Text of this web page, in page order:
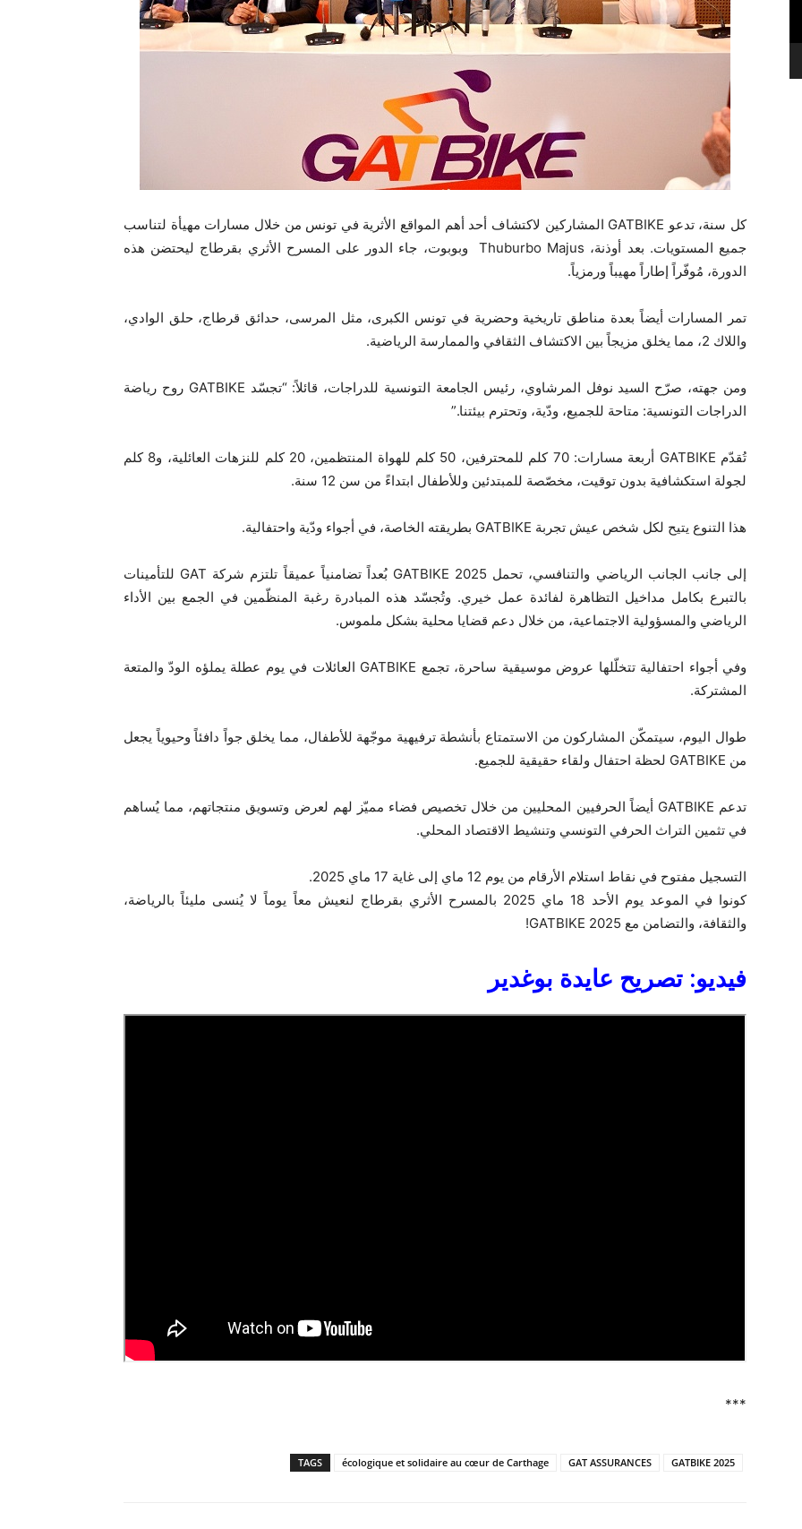
كل سنة، تدعو GATBIKE المشاركين لاكتشاف أحد أهم المواقع الأثرية في تونس من خلال مسارات مهيأة لتناسب
جميع المستويات. بعد أوذنة، Thuburbo Majus وبوبوت، جاء الدور على المسرح الأثري بقرطاج ليحتضن هذه
الدورة، مُوفّراً إطاراً مهيباً ورمزياً.
تمر المسارات أيضاً بعدة مناطق تاريخية وحضرية في تونس الكبرى، مثل المرسى، حدائق قرطاج، حلق الوادي،
واللاك 2، مما يخلق مزيجاً بين الاكتشاف الثقافي والممارسة الرياضية.
ومن جهته، صرّح السيد نوفل المرشاوي، رئيس الجامعة التونسية للدراجات، قائلاً: “تجسّد GATBIKE روح رياضة
الدراجات التونسية: متاحة للجميع، ودّية، وتحترم بيئتنا.”
تُقدّم GATBIKE أربعة مسارات: 70 كلم للمحترفين، 50 كلم للهواة المنتظمين، 20 كلم للنزهات العائلية، و8 كلم
لجولة استكشافية بدون توقيت، مخصّصة للمبتدئين وللأطفال ابتداءً من سن 12 سنة.
هذا التنوع يتيح لكل شخص عيش تجربة GATBIKE بطريقته الخاصة، في أجواء ودّية واحتفالية.
إلى جانب الجانب الرياضي والتنافسي، تحمل GATBIKE 2025 بُعداً تضامنياً عميقاً تلتزم شركة GAT للتأمينات
بالتبرع بكامل مداخيل التظاهرة لفائدة عمل خيري. وتُجسّد هذه المبادرة رغبة المنظّمين في الجمع بين الأداء
الرياضي والمسؤولية الاجتماعية، من خلال دعم قضايا محلية بشكل ملموس.
وفي أجواء احتفالية تتخلّلها عروض موسيقية ساحرة، تجمع GATBIKE العائلات في يوم عطلة يملؤه الودّ والمتعة
المشتركة.
طوال اليوم، سيتمكّن المشاركون من الاستمتاع بأنشطة ترفيهية موجّهة للأطفال، مما يخلق جواً دافئاً وحيوياً يجعل
من GATBIKE لحظة احتفال ولقاء حقيقية للجميع.
تدعم GATBIKE أيضاً الحرفيين المحليين من خلال تخصيص فضاء مميّز لهم لعرض وتسويق منتجاتهم، مما يُساهم
في تثمين التراث الحرفي التونسي وتنشيط الاقتصاد المحلي.
التسجيل مفتوح في نقاط استلام الأرقام من يوم 12 ماي إلى غاية 17 ماي 2025.
كونوا في الموعد يوم الأحد 18 ماي 2025 بالمسرح الأثري بقرطاج لنعيش معاً يوماً لا يُنسى مليئاً بالرياضة،
والثقافة، والتضامن مع GATBIKE 2025!
فيديو: تصريح عايدة بوغدير
***
TAGS écologique et solidaire au cœur de Carthage GAT ASSURANCES GATBIKE 2025